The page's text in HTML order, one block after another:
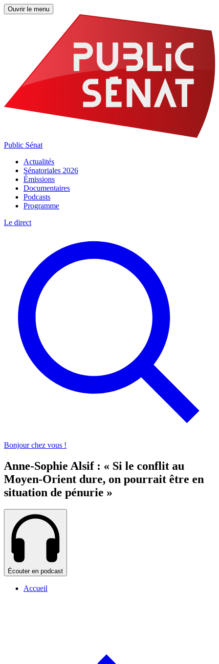
Ouvrir le menu
Public Sénat
Actualités
Sénatoriales 2026
Émissions
Documentaires
Podcasts
Programme
Le direct
Bonjour chez vous !
Anne-Sophie Alsif : « Si le conflit au
Moyen-Orient dure, on pourrait être en
situation de pénurie »
Écouter en podcast
Accueil